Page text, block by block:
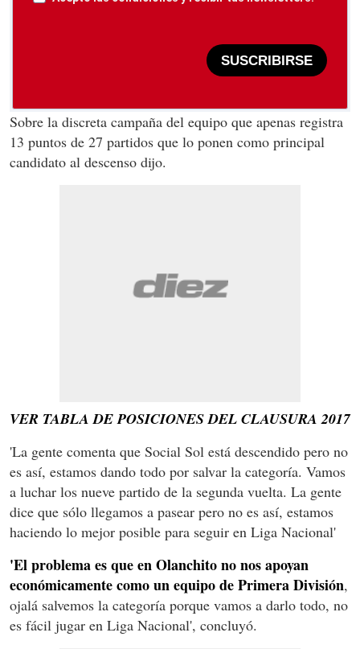
SUSCRIBIRSE
Sobre la discreta campaña del equipo que apenas registra
13 puntos de 27 partidos que lo ponen como principal
candidato al descenso dijo.
VER TABLA DE POSICIONES DEL CLAUSURA 2017
'La gente comenta que Social Sol está descendido pero no
es así, estamos dando todo por salvar la categoría. Vamos
a luchar los nueve partido de la segunda vuelta. La gente
dice que sólo llegamos a pasear pero no es así, estamos
haciendo lo mejor posible para seguir en Liga Nacional'
'El problema es que en Olanchito no nos apoyan
económicamente como un equipo de Primera División,
ojalá salvemos la categoría porque vamos a darlo todo, no
es fácil jugar en Liga Nacional', concluyó.